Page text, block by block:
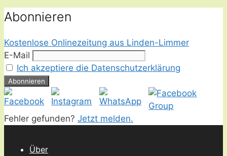
Abonnieren
Kostenlose Onlinezeitung aus Linden-Limmer
E-Mail
Ich akzeptiere die Datenschutzerklärung
Fehler gefunden? Jetzt melden.
Über